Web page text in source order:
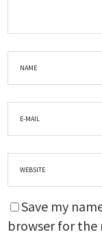
Save my
browser for